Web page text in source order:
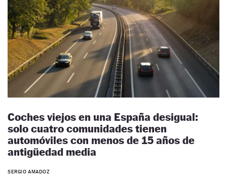
Coches viejos en una España desigual:
solo cuatro comunidades tienen
automóviles con menos de 15 años de
antigüedad media
SERGIO AMADOZ